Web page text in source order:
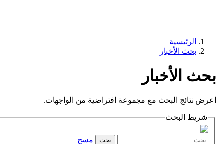
الرئيسية
بحث الأخبار
بحث الأخبار
اعرض نتائج البحث مع مجموعة افتراضية من الواجهات.
شريط البحث
بحث مسح